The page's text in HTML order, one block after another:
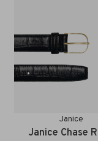
Janice
Janice Chase